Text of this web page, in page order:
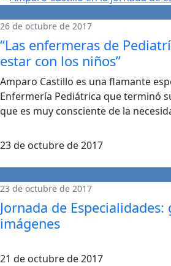
26 de octubre de 2017
“Las enfermeras de
estar con los niños”
Amparo Castillo es una flamante
Enfermería Pediátrica que terminó
que es muy consciente de la
23 de octubre de 2017
23 de octubre de 2017
Jornada de
imágenes
21 de octubre de 2017